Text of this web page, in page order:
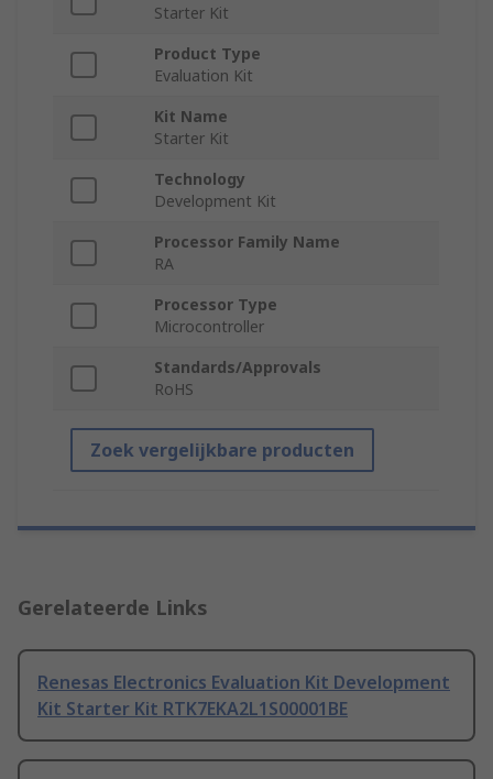
Starter Kit
Product Type
Evaluation Kit
Kit Name
Starter Kit
Technology
Development Kit
Processor Family Name
RA
Processor Type
Microcontroller
Standards/Approvals
RoHS
Zoek vergelijkbare producten
Gerelateerde Links
Renesas Electronics Evaluation Kit Development
Kit Starter Kit RTK7EKA2L1S00001BE